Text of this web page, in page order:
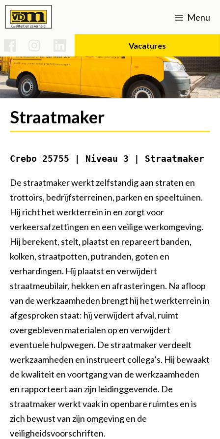
Menu
Vacatures
Werken bij
Vacatures
Voorman Grond, Weg & Waterbouw
Kraanmachinist
Uitvoerder Civiel
Shovelmachinist
Grondwerker/ Rioleur
Voorman Stratenmaker
Vakman GWW
Open sollicitatie
Maaimachinist / Trekkerchauffeur
Groenvoorziener
Basis technicus voertuigen en mobiele werktuigen
Uitvoerder bouw/infra
Vakman gww
Opperman bestratingen
Vakbekwaam hovenier
Civiele Techniek
Medewerker hovenier
Medewerker groen en cultuurtechniek
Assistent plant, dier of groene omgeving
Middenkaderfunctionaris grond-, weg- en waterbouw
Straatmaker
Assistent bouwen, wonen en onderhoud
Opzichter/uitvoerder groene ruimte
SPG infra
Over ons
Certificaten
Duurzaamheid (mvo)
CO2 prestatieladder 5
Historie
Verhardingen
Onderhoud L-V
Groot onderhoud 's-gravenweg Nootdorp
Rioleringen
Bouw- en woonrijp maken
Groenvoorziening
Waterwerken
Sport
Engineering & construct
Actueel
Contact
Straatmaker
Crebo 25755 | Niveau 3 | Straatmaker
De straatmaker werkt zelfstandig aan straten en
trottoirs, bedrijfsterreinen, parken en speeltuinen.
Hij richt het werkterrein in en zorgt voor
verkeersafzettingen en een veilige werkomgeving.
Hij berekent, stelt, plaatst en repareert banden,
kolken, straatpotten, putranden, goten en
verhardingen. Hij plaatst en verwijdert
straatmeubilair, hekken en afrasteringen. Na afloop
van de werkzaamheden brengt hij het werkterrein in
afgesproken staat: hij verwijdert afval, ruimt
overgebleven materialen op en verwijdert
eventuele hulpwegen. De straatmaker verdeelt
werkzaamheden en instrueert collega’s. Hij bewaakt
de kwaliteit en voortgang van de werkzaamheden
en rapporteert aan zijn leidinggevende. De
straatmaker werkt vaak in openbare ruimtes en is
zich bewust van zijn omgeving en de
veiligheidsvoorschriften.